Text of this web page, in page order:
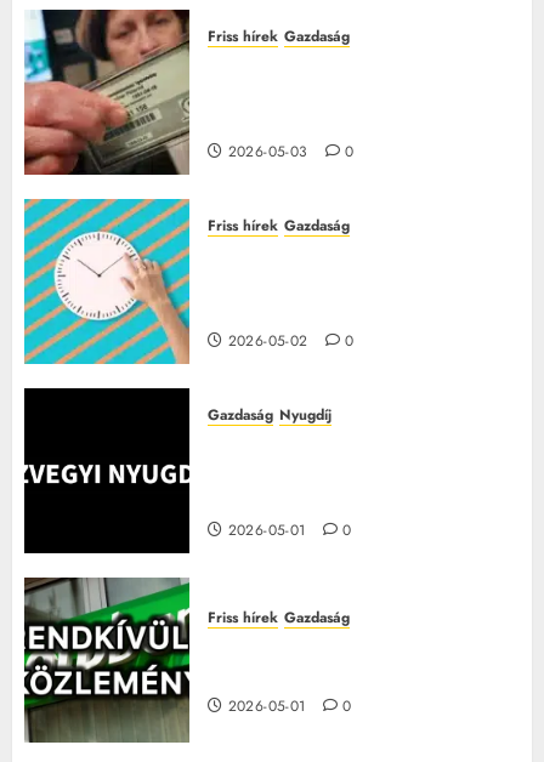
Friss hírek Gazdaság
2026-05-03 0
Friss hírek Gazdaság
2026-05-02 0
Gazdaság Nyugdíj
2026-05-01 0
Friss hírek Gazdaság
2026-05-01 0